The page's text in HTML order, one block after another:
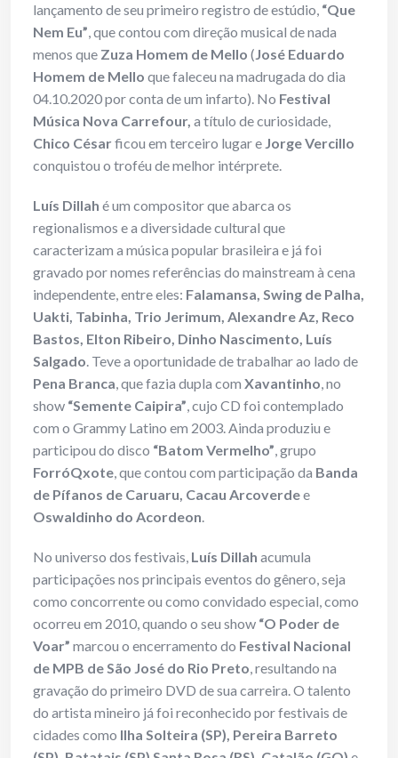
lançamento de seu primeiro registro de estúdio, “Que
Nem Eu”, que contou com direção musical de nada
menos que Zuza Homem de Mello (José Eduardo
Homem de Mello que faleceu na madrugada do dia
04.10.2020 por conta de um infarto). No Festival
Música Nova Carrefour, a título de curiosidade,
Chico Césarficou em terceiro lugar e Jorge Vercillo
conquistou o troféu de melhor intérprete.
Luís Dillah é um compositor que abarca os
regionalismos e a diversidade cultural que
caracterizam a música popular brasileira e já foi
gravado por nomes referências do mainstream à cena
independente, entre eles: Falamansa, Swing de Palha,
Uakti, Tabinha, Trio Jerimum, Alexandre Az, Reco
Bastos, Elton Ribeiro, Dinho Nascimento, Luís
Salgado. Teve a oportunidade de trabalhar ao lado de
Pena Branca, que fazia dupla com Xavantinho, no
show “Semente Caipira”, cujo CD foi contemplado
com o Grammy Latino em 2003. Ainda produziu e
participou do disco “Batom Vermelho”, grupo
ForróQxote, que contou com participação da Banda
de Pífanos de Caruaru, Cacau Arcoverdee
Oswaldinho do Acordeon.
No universo dos festivais, Luís Dillah acumula
participações nos principais eventos do gênero, seja
como concorrente ou como convidado especial, como
ocorreu em 2010, quando o seu show “O Poder de
Voar” marcou o encerramento do Festival Nacional
de MPB de São José do Rio Preto, resultando na
gravação do primeiro DVD de sua carreira. O talento
do artista mineiro já foi reconhecido por festivais de
cidades como Ilha Solteira (SP), Pereira Barreto